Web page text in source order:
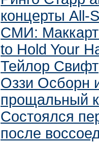
концерты All-
СМИ:
to Hold Your
Тейлор Свифт
Оззи Осборн
прощальный
Состоялся
после